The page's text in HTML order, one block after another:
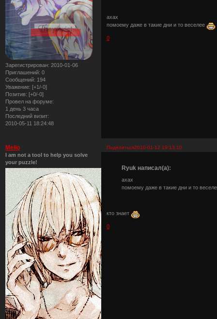
Зарегистрирован: 2010-01-06
Приглашений: 0
Сообщений: 194
Уважение: [+1/-0]
Позитив: [+0/-0]
Провел на форуме:
1 день 3 часа
Последний визит:
2010-05-11 18:24:48
ахах
помоему даже в такие дни и то веселее
0
Поделиться2010-01-12 19:13:10
Mello
I am not a tool to help you solve
your puzzle!
Ryuk написал(а):
ахах
помоему даже в такие дни и то
кто знает
0